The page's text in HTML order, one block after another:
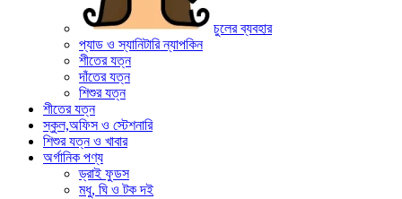
চুলের ব্যবহার
প্যাড ও স্যানিটারি ন্যাপকিন
শীতের যত্ন
দাঁতের যত্ন
শিশুর যত্ন
শীতের যত্ন
স্কুল,অফিস ও স্টেশনারি
শিশুর যত্ন ও খাবার
অর্গানিক পণ্য
ড্রাই ফুডস
মধু, ঘি ও টক দই